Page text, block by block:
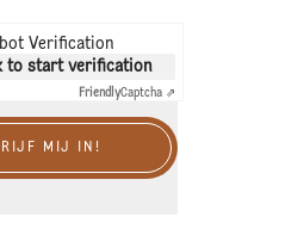
Verification
to start verification
FriendlyCaptcha ⇗
MIJ IN!